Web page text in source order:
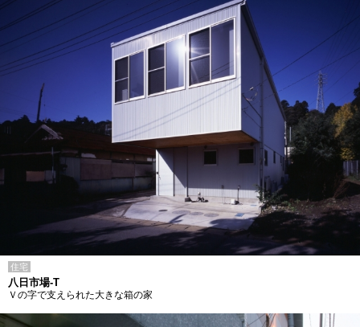
住宅
八日市場-T
Ｖの字で支えられた大きな箱の家